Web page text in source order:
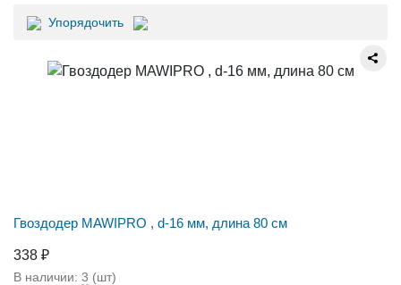
Упорядочить
Гвоздодер MAWIPRO , d-16 мм, длина 80 см
338 ₽
В наличии: 3 (шт)